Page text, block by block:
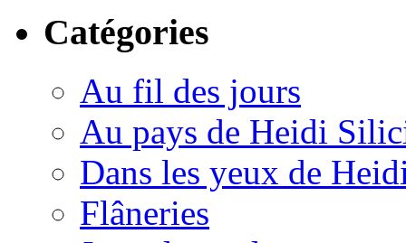
Catégories
Au fil des jours
Au pays de Heidi
Dans les yeux de
Flâneries